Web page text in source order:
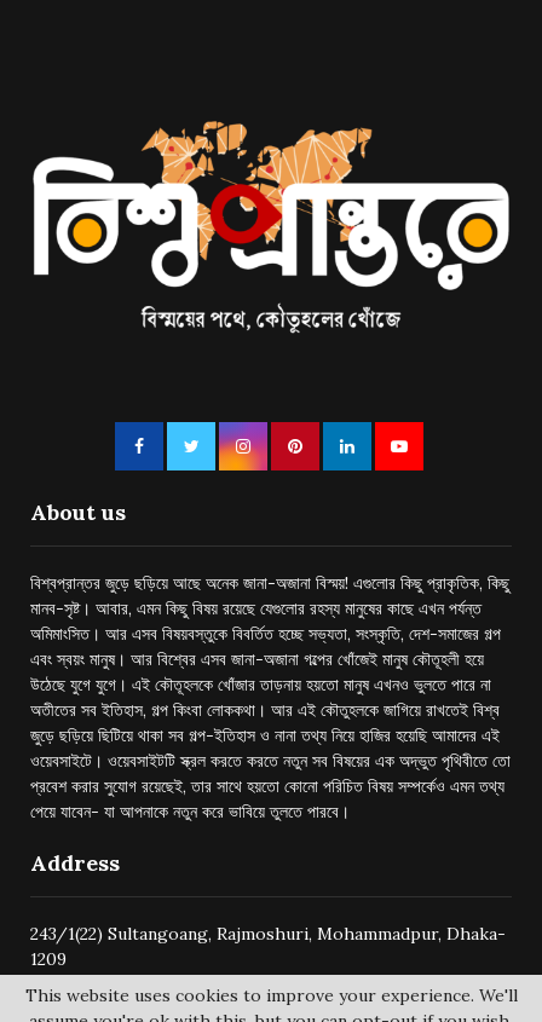
About us
বিশ্বপ্রান্তর জুড়ে ছড়িয়ে আছে অনেক জানা-অজানা বিস্ময়! এগুলোর কিছু প্রাকৃতিক, কিছু
মানব-সৃষ্ট। আবার, এমন কিছু বিষয় রয়েছে যেগুলোর রহস্য মানুষের কাছে এখন পর্যন্ত
অমিমাংসিত। আর এসব বিষয়বস্তুকে বিবর্তিত হচ্ছে সভ্যতা, সংস্কৃতি, দেশ-সমাজের গল্প
এবং স্বয়ং মানুষ। আর বিশ্বের এসব জানা-অজানা গল্পের খোঁজেই মানুষ কৌতূহলী হয়ে
উঠেছে যুগে যুগে। এই কৌতূহলকে খোঁজার তাড়নায় হয়তো মানুষ এখনও ভুলতে পারে না
অতীতের সব ইতিহাস, গল্প কিংবা লোককথা। আর এই কৌতুহলকে জাগিয়ে রাখতেই বিশ্ব
জুড়ে ছড়িয়ে ছিটিয়ে থাকা সব গল্প-ইতিহাস ও নানা তথ্য নিয়ে হাজির হয়েছি আমাদের এই
ওয়েবসাইটে। ওয়েবসাইটটি স্ক্রল করতে করতে নতুন সব বিষয়ের এক অদ্ভুত পৃথিবীতে তো
প্রবেশ করার সুযোগ রয়েছেই, তার সাথে হয়তো কোনো পরিচিত বিষয় সম্পর্কেও এমন তথ্য
পেয়ে যাবেন- যা আপনাকে নতুন করে ভাবিয়ে তুলতে পারবে।
Address
243/1(22) Sultangoang, Rajmoshuri, Mohammadpur, Dhaka-
1209
This website uses cookies to improve your experience. We'll